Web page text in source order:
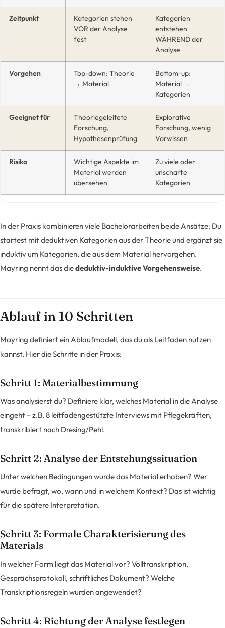
Zeitpunkt
Kategorien stehen
VOR der Analyse
fest
Kategorien
entstehen
WÄHREND der
Analyse
Vorgehen
Top-down: Theorie
→ Material
Bottom-up:
Material →
Kategorien
Geeignet für
Theoriegeleitete
Forschung,
Hypothesenprüfung
Explorative
Forschung, wenig
Vorwissen
Risiko
Wichtige Aspekte im
Material werden
übersehen
Zu viele oder
unscharfe
Kategorien
In der Praxis kombinieren viele Bachelorarbeiten beide Ansätze: Du
startest mit deduktiven Kategorien aus der Theorie und ergänzt sie
induktiv um Kategorien, die aus dem Material hervorgehen.
Mayring nennt das diededuktiv-induktive Vorgehensweise.
Ablauf in 10 Schritten
Mayring definiert ein Ablaufmodell, das du als Leitfaden nutzen
kannst. Hier die Schritte in der Praxis:
Schritt 1: Materialbestimmung
Was analysierst du? Definiere klar, welches Material in die Analyse
eingeht – z.B. 8 leitfadengestützte Interviews mit Pflegekräften,
transkribiert nach Dresing/Pehl.
Schritt 2: Analyse der Entstehungssituation
Unter welchen Bedingungen wurde das Material erhoben? Wer
wurde befragt, wo, wann und in welchem Kontext? Das ist wichtig
für die spätere Interpretation.
Schritt 3: Formale Charakterisierung des
Materials
In welcher Form liegt das Material vor? Volltranskription,
Gesprächsprotokoll, schriftliches Dokument? Welche
Transkriptionsregeln wurden angewendet?
Schritt 4: Richtung der Analyse festlegen